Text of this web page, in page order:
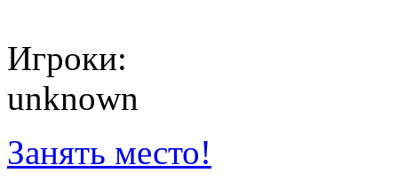
Игроки:
unknown
Занять место!